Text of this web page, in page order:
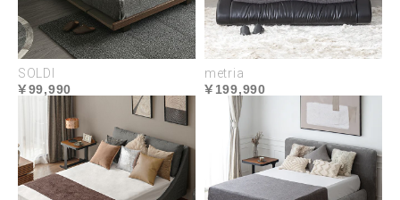
SOLDI
99,990
metria
199,990